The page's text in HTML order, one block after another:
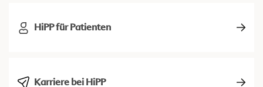
HiPP für Patienten
Karriere bei HiPP